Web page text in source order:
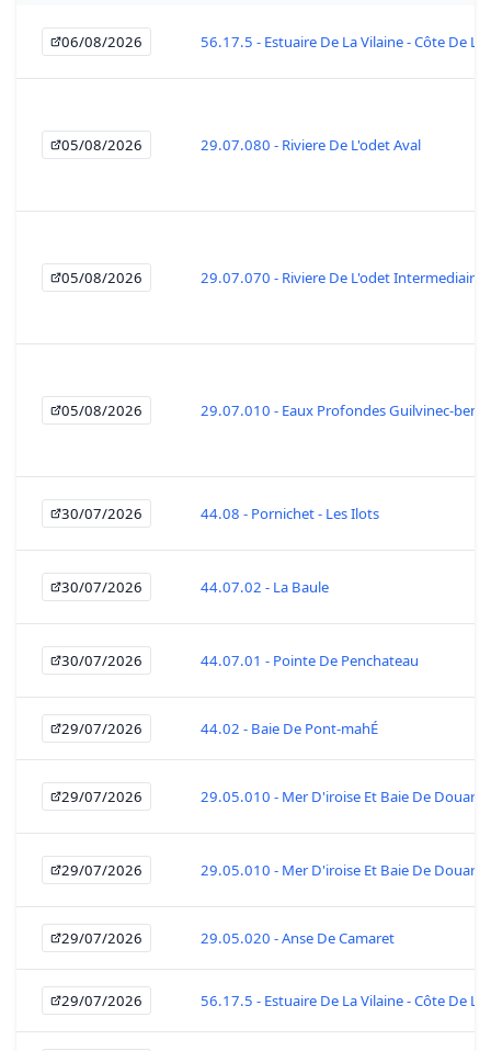
06/08/2026 56.17.5 - Estuaire De La Vilaine - Côte De
05/08/2026 29.07.080 - Riviere De L'odet Aval
05/08/2026 29.07.070 - Riviere De L'odet Intermediaire
05/08/2026 29.07.010 - Eaux Profondes Guilvinec-
30/07/2026 44.08 - Pornichet - Les Ilots
30/07/2026 44.07.02 - La Baule
30/07/2026 44.07.01 - Pointe De Penchateau
29/07/2026 44.02 - Baie De Pont-mahÉ
29/07/2026 29.05.010 - Mer D'iroise Et Baie De
29/07/2026 29.05.010 - Mer D'iroise Et Baie De
29/07/2026 29.05.020 - Anse De Camaret
29/07/2026 56.17.5 - Estuaire De La Vilaine - Côte De